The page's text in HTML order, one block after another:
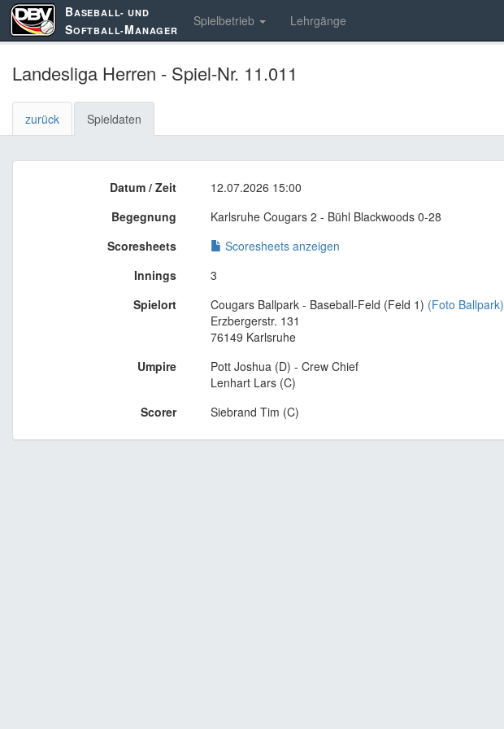
BASEBALL- UND
SOFTBALL-MANAGER
Spielbetrieb Lehrgänge
Landesliga Herren - Spiel-Nr. 11.011
zurück Spieldaten
Datum / Zeit
12.07.2026 15:00
Begegnung
Karlsruhe Cougars 2 - Bühl Blackwoods 0-28
Scoresheets
Scoresheets anzeigen
Innings
3
Spielort
Cougars Ballpark - Baseball-Feld (Feld 1) (Foto Ballpark)
Erzbergerstr. 131
76149 Karlsruhe
Umpire
Pott Joshua (D) - Crew Chief
Lenhart Lars (C)
Scorer
Siebrand Tim (C)